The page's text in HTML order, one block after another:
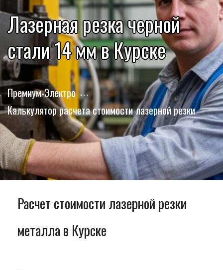
Лазерная резка черной
стали 14 мм в Курске
Премиум-Электро
Калькулятор расчета стоимости лазерной резки
Расчет стоимости лазерной резки
металла в Курске